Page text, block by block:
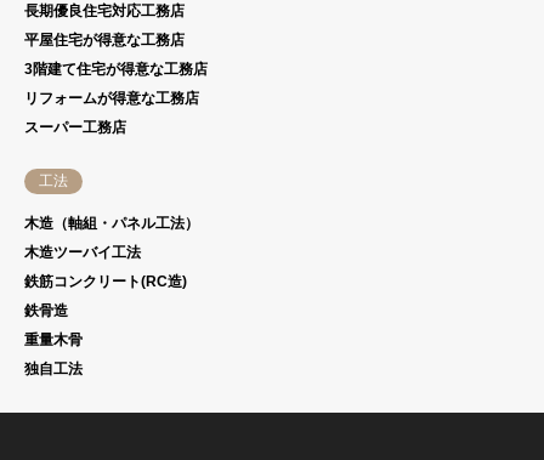
長期優良住宅対応工務店
平屋住宅が得意な工務店
3階建て住宅が得意な工務店
リフォームが得意な工務店
スーパー工務店
工法
木造（軸組・パネル工法）
木造ツーバイ工法
鉄筋コンクリート(RC造)
鉄骨造
重量木骨
独自工法